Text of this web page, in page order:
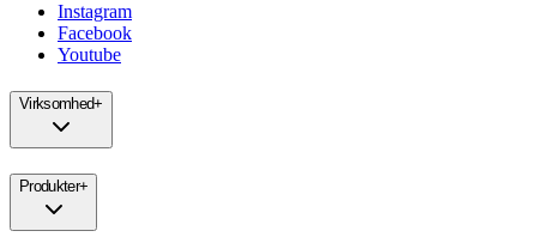
Instagram
Facebook
Youtube
Virksomhed+
Produkter+